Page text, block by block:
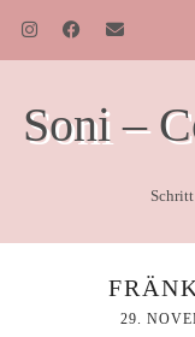
Soni –
29.